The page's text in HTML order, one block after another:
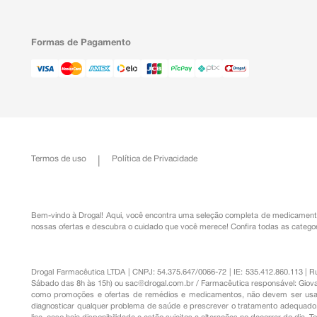
Formas de Pagamento
Termos de uso Política de Privacidade
Bem-vindo à Drogal! Aqui, você encontra uma seleção completa de
nossas ofertas e descubra o cuidado que você merece! Confira todas as
Drogal Farmacêutica LTDA | CNPJ: 54.375.647/0066-72 | IE: 535.412.860.113
Sábado das 8h às 15h) ousac@drogal.com.br / Farmacêutica responsável:
como promoções e ofertas de remédios e medicamentos, não devem ser
diagnosticar qualquer problema de saúde e prescrever o tratamento